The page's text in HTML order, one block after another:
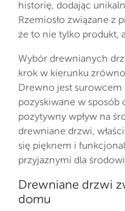
historię, dodając
Rzemiosło związane z
że to nie tylko produkt,
Wybór drewnianych
krok w kierunku
Drewno jest surowcem
pozyskiwane w sposób
pozytywny wpływ na
drewniane drzwi,
się pięknem i
przyjaznymi dla
Drewniane drzwi
domu